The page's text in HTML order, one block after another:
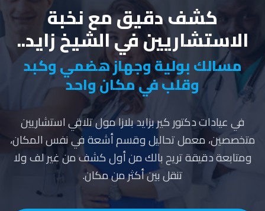
كشف دقيق مع نخبة
الاستشاريين في الشيخ زايد..
مسالك بولية وجهاز هضمي وكبد
وقلب في مكان واحد
في عيادات دكتور كير بزايد بلازا مول تلاقي استشاريين
متخصصين، معمل تحاليل وقسم أشعة في نفس المكان،
ومتابعة دقيقة تريح بالك من أول كشف من غير لف ولا
تنقل بين أكثر من مكان.